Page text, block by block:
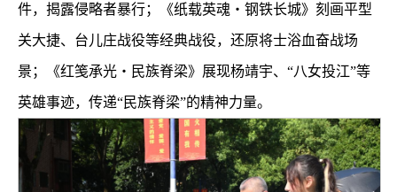
件，揭露侵略者暴行；《纸载英魂・钢铁长城》刻画平型
关大捷、台儿庄战役等经典战役，还原将士浴血奋战场
景；《红笺承光・民族脊梁》展现杨靖宇、“八女投江”等
英雄事迹，传递“民族脊梁”的精神力量。